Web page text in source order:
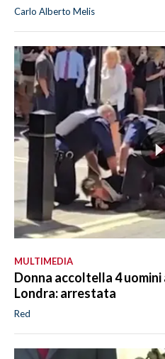
Carlo Alberto Melis
MULTIMEDIA
Donna accoltella 4 uomini
Londra: arrestata
Red